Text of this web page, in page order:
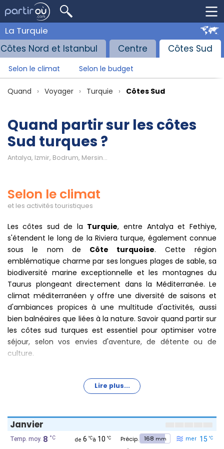
La Turquie
Côtes Nord et Istanbul
Centre Côtes Sud
Selon le climat Selon le budget
Quand Voyager Turquie Côtes Sud
Quand partir sur les côtes
Sud turques ?
Antalya, Izmir, Bodrum, Mersin...
Selon le climat
et les activités touristiques
Les côtes sud de la Turquie, entre Antalya et Fethiye,
s'étendent le long de la Riviera turque, également connue
sous le nom de Côte turquoise. Cette région
emblématique charme par ses longues plages de sable, sa
biodiversité marine exceptionnelle et les montagnes du
Taurus plongeant directement dans la Méditerranée. Le
climat méditerranéen y offre une diversité de saisons et
d'ambiances propices à une multitude d'activités, aussi
bien balnéaires que liées à la nature. Savoir quand partir sur
les côtes sud turques est essentiel pour optimiser votre
séjour, selon vos envies d'aventure, de détente ou de
culture.
Le meilleur moment pour voyager sur
La meilleure périodepour profiter pleinement de la
région s'étend de
et de septembre à octobre
Lire plus...
Janvier
8 °C 6 °C 10 °C 168 mm 15 °C